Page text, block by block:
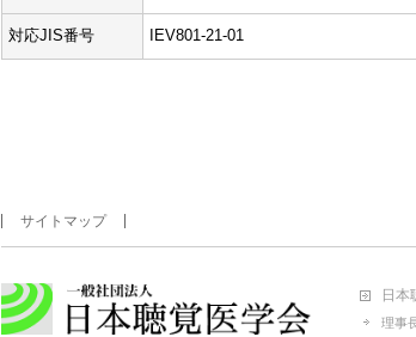
対応JIS番号 IEV801-21-01
サイトマップ
日本
理事